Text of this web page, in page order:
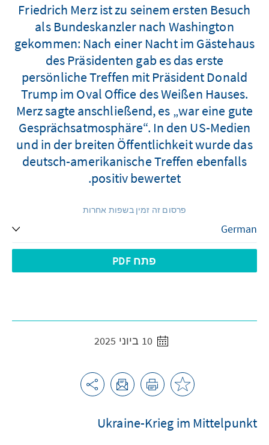
Friedrich Merz ist zu seinem ersten Besuch
als Bundeskanzler nach Washington
gekommen: Nach einer Nacht im Gästehaus
des Präsidenten gab es das erste
persönliche Treffen mit Präsident Donald
Trump im Oval Office des Weißen Hauses.
Merz sagte anschließend, es „war eine gute
Gesprächsatmosphäre“. In den US-Medien
und in der breiten Öffentlichkeit wurde das
deutsch-amerikanische Treffen ebenfalls
positiv bewertet.
פרסום זה זמין בשפות אחרות
פתח PDF
Ukraine-Krieg im Mittelpunkt